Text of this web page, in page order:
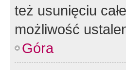
też usunięciu
możliwość
Góra